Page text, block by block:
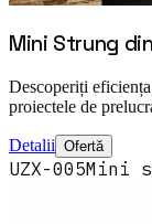
Mini Strung
Descoperiți
proiectele de
Detalii Ofertă
UZX-005Mini